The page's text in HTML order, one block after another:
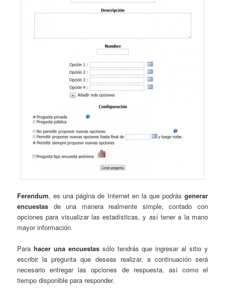
Ferendum, es una página de Internet en la que podrás generar
encuestas de una manera realmente simple, contado con
opciones para visualizar las estadísticas, y así tener a la mano
mayor información.
Para hacer una encuestassólo tendrás que ingresar al sitio y
escribir la pregunta que deseas realizar, a continuación será
necesario entregar las opciones de respuesta, así como el
tiempo disponible para responder.